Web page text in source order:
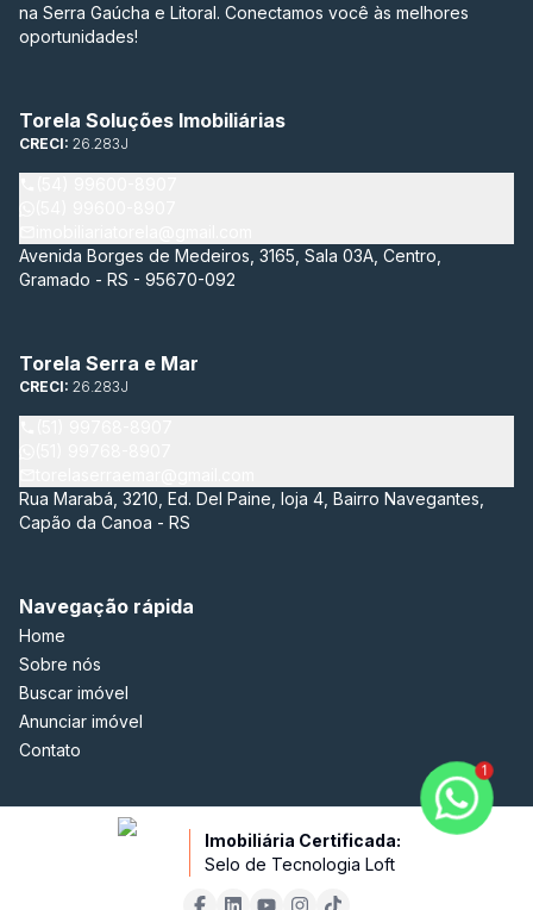
na Serra Gaúcha e Litoral. Conectamos você às melhores
oportunidades!
Torela Soluções Imobiliárias
CRECI: 26.283J
Avenida Borges de Medeiros, 3165, Sala 03A, Centro,
Gramado - RS - 95670-092
Torela Serra e Mar
CRECI: 26.283J
Rua Marabá, 3210, Ed. Del Paine, loja 4, Bairro Navegantes,
Capão da Canoa - RS
Navegação rápida
Home
Sobre nós
Buscar imóvel
Anunciar imóvel
Contato
Imobiliária Certificada:
Selo de Tecnologia Loft
1